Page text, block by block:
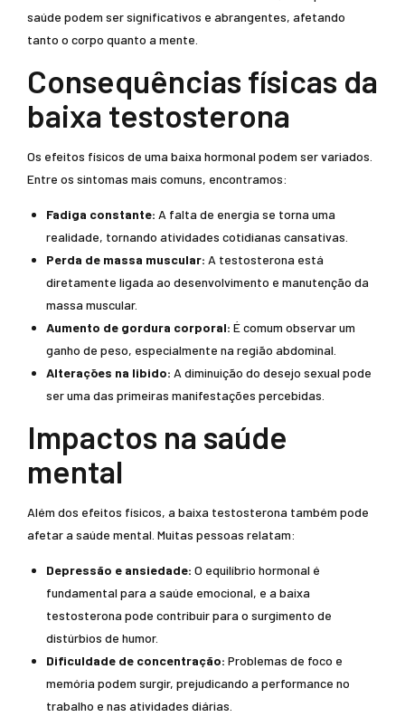
saúde podem ser significativos e abrangentes, afetando
tanto o corpo quanto a mente.
Consequências físicas da
baixa testosterona
Os efeitos físicos de uma baixa hormonal podem ser variados.
Entre os sintomas mais comuns, encontramos:
Fadiga constante: A falta de energia se torna uma
realidade, tornando atividades cotidianas cansativas.
Perda de massa muscular: A testosterona está
diretamente ligada ao desenvolvimento e manutenção da
massa muscular.
Aumento de gordura corporal: É comum observar um
ganho de peso, especialmente na região abdominal.
Alterações na libido: A diminuição do desejo sexual pode
ser uma das primeiras manifestações percebidas.
Impactos na saúde
mental
Além dos efeitos físicos, a baixa testosterona também pode
afetar a saúde mental. Muitas pessoas relatam:
Depressão e ansiedade: O equilíbrio hormonal é
fundamental para a saúde emocional, e a baixa
testosterona pode contribuir para o surgimento de
distúrbios de humor.
Dificuldade de concentração: Problemas de foco e
memória podem surgir, prejudicando a performance no
trabalho e nas atividades diárias.